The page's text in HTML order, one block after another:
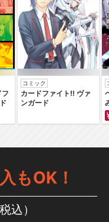
コミック
カードファイト‼ ヴァ
ンガード
もOK！
込）